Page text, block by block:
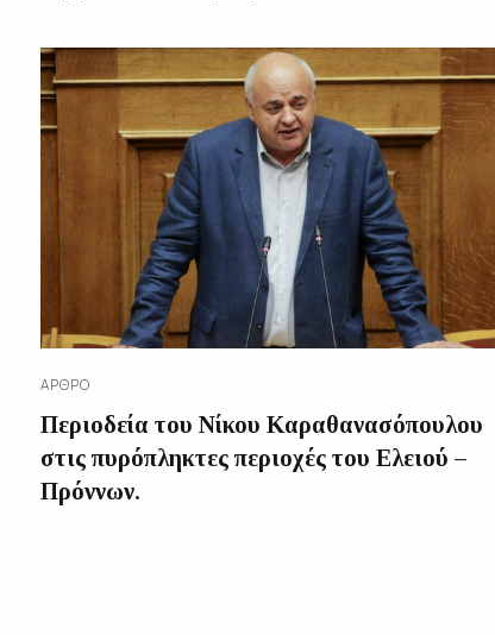
ΆΡΘΡΟ
Περιοδεία του Νίκου Καραθανασόπουλου
στις πυρόπληκτες περιοχές του Ελειού –
Πρόννων.